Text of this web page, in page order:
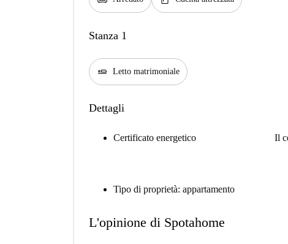
Stanza 1
airline_seat_flat Letto matrimoniale
Dettagli
Certificato energetico Il
Tipo di proprietà: appartamento
L'opinione di Spotahome